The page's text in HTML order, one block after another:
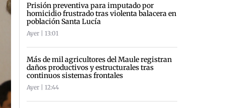
Prisión preventiva para imputado por
homicidio frustrado tras violenta balacera en
población Santa Lucía
Ayer | 13:01
Más de mil agricultores del Maule registran
daños productivos y estructurales tras
continuos sistemas frontales
Ayer | 12:44